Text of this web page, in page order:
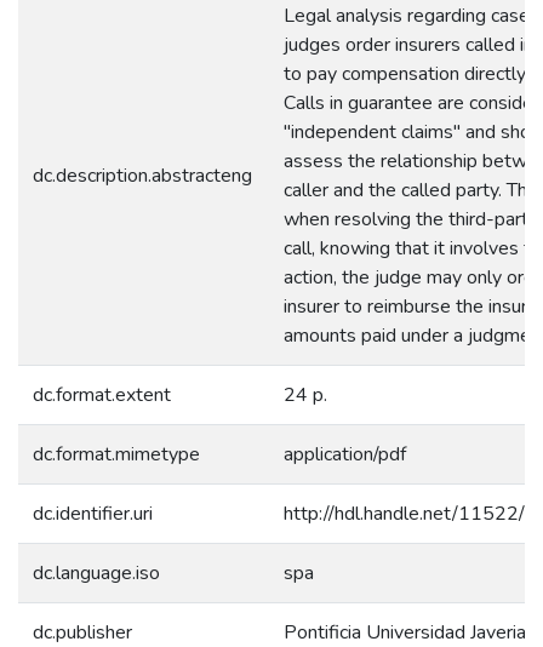
dc.description.abstracteng
Legal analysis regarding
judges order insurers called in
to pay compensation directly
Calls in guarantee are
"independent claims" and
assess the relationship
caller and the called party.
when resolving the third-party
call, knowing that it involves
action, the judge may only
insurer to reimburse the
amounts paid under a
dc.format.extent 24 p.
dc.format.mimetype application/pdf
dc.identifier.uri http://hdl.handle.net/11522/
dc.language.iso spa
dc.publisher Pontificia Universidad